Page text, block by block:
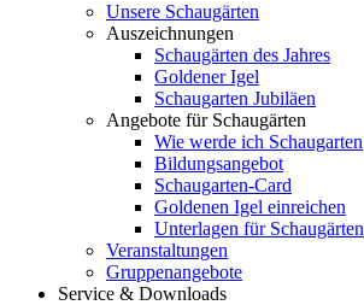
Unsere Schaugärten
Auszeichnungen
Schaugärten des Jahres
Goldener Igel
Schaugarten Jubiläen
Angebote für Schaugärten
Wie werde ich Schaugarten
Bildungsangebot
Schaugarten-Card
Goldenen Igel einreichen
Unterlagen für Schaugärten
Veranstaltungen
Gruppenangebote
Service & Downloads